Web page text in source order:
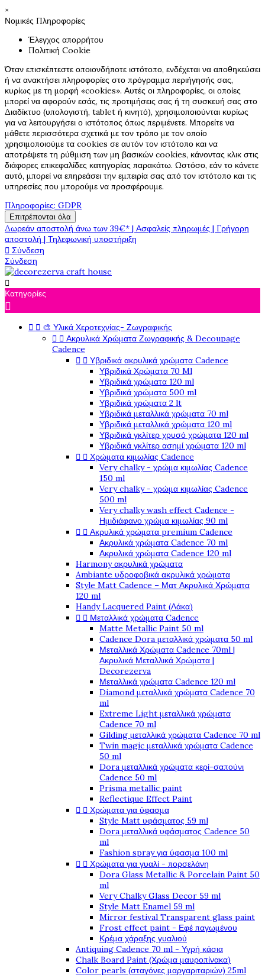
×
Νομικές Πληροφορίες
Έλεγχος απορρήτου
Πολιτική Cookie
Όταν επισκέπτεστε οποιονδήποτε ιστότοπο, ενδέχεται να αποθηκεύσει
ή να ανακτήσει πληροφορίες στο πρόγραμμα περιήγησής σας,
κυρίως με τη μορφή «cookies». Αυτές οι πληροφορίες, οι οποίες
μπορεί να αφορούν εσάς, τις προτιμήσεις σας ή τη συσκευή σας στο
Διαδίκτυο (υπολογιστή, tablet ή κινητό), χρησιμοποιούνται κυρίως
για να λειτουργήσει ο ιστότοπος όπως περιμένετε. Μπορείτε να
μάθετε περισσότερα σχετικά με τον τρόπο με τον οποίο
χρησιμοποιούμε τα cookies σε αυτόν τον ιστότοπο και να
αποτρέψετε τη ρύθμιση των μη βασικών cookies, κάνοντας κλικ στις
διάφορες επικεφαλίδες κατηγορίας παρακάτω. Ωστόσο, εάν το κάνετε
αυτό, μπορεί να επηρεάσει την εμπειρία σας από τον ιστότοπο και τις
υπηρεσίες που μπορούμε να προσφέρουμε.
Πληροφορίες: GDPR
Επιτρέπονται όλα
Δωρεάν αποστολή άνω των 39€* | Ασφαλείς πληρωμές | Γρήγορη
αποστολή | Τηλεφωνική υποστήριξη
 Σύνδεση
Σύνδεση

Κατηγορίες

  🎨 Υλικά Χεροτεχνίας- Ζωγραφικής
  Ακρυλικά Χρώματα Ζωγραφικής & Decoupage
Cadence
  Υβριδικά ακρυλικά χρώματα Cadence
Υβριδικά Χρώματα 70 Ml
Υβριδικά χρώματα 120 ml
Υβριδικά χρώματα 500 ml
Υβριδικά χρώματα 2 lt
Υβριδικά μεταλλικά χρώματα 70 ml
Υβριδικά μεταλλικά χρώματα 120 ml
Υβριδικά γκλίτερ χρυσό χρώματα 120 ml
Υβριδικά γκλίτερ ασημί χρώματα 120 ml
  Χρώματα κιμωλίας Cadence
Very chalky - χρώμα κιμωλίας Cadence
150 ml
Very chalky - χρώμα κιμωλίας Cadence
500 ml
Very chalky wash effect Cadence -
Ημιδιάφανο χρώμα κιμωλίας 90 ml
  Ακρυλικά χρώματα premium Cadence
Ακρυλικά χρώματα Cadence 70 ml
Ακρυλικά χρώματα Cadence 120 ml
Harmony ακρυλικά χρώματα
Ambiante υδροφοβικά ακρυλικά χρώματα
Style Matt Cadence – Ματ Ακρυλικά Χρώματα
120 ml
Handy Lacquered Paint (Λάκα)
  Μεταλλικά χρώματα Cadence
Matte Metallic Paint 50 ml
Cadence Dora μεταλλικά χρώματα 50 ml
Μεταλλικά Χρώματα Cadence 70ml |
Ακρυλικά Μεταλλικά Χρώματα |
Decorezerva
Μεταλλικά χρώματα Cadence 120 ml
Diamond μεταλλικά χρώματα Cadence 70
ml
Extreme Light μεταλλικά χρώματα
Cadence 70 ml
Gilding μεταλλικά χρώματα Cadence 70 ml
Twin magic μεταλλικά χρώματα Cadence
50 ml
Dora μεταλλικά χρώματα κερί-σαπούνι
Cadence 50 ml
Prisma metallic paint
Reflectique Effect Paint
  Χρώματα για ύφασμα
Style Matt υφάσματος 59 ml
Dora μεταλλικά υφάσματος Cadence 50
ml
Fashion spray για ύφασμα 100 ml
  Χρώματα για γυαλί - πορσελάνη
Dora Glass Metallic & Porcelain Paint 50
ml
Very Chalky Glass Decor 59 ml
Style Matt Enamel 59 ml
Mirror festival Transparent glass paint
Frost effect paint - Εφέ παγωμένου
Κρέμα χάραξης γυαλιού
Antiquing Cadence 70 ml - Υγρή κάσια
Chalk Board Paint (Χρώμα μαυροπίνακα)
Color pearls (σταγόνες μαργαριταριών) 25ml